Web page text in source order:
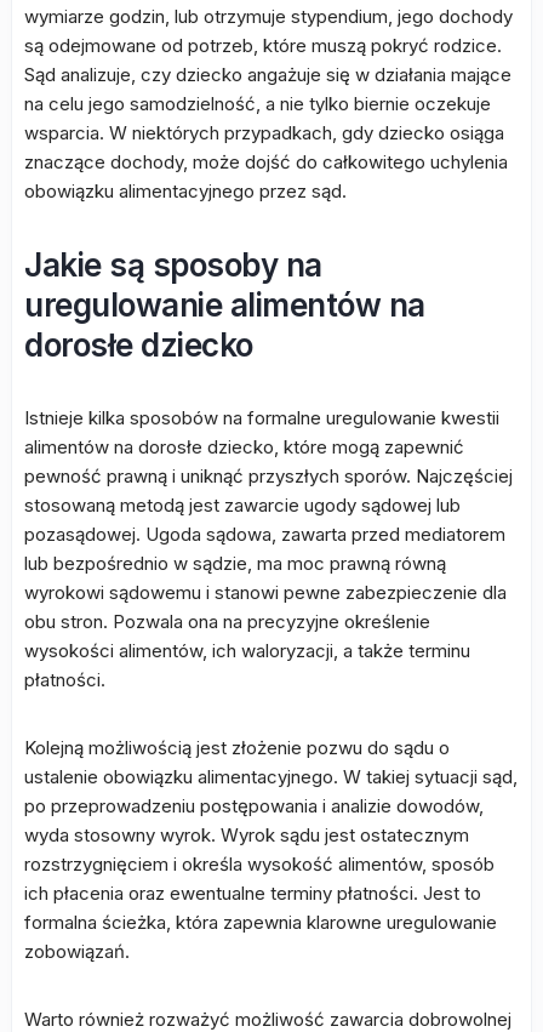
wymiarze godzin, lub otrzymuje stypendium, jego dochody
są odejmowane od potrzeb, które muszą pokryć rodzice.
Sąd analizuje, czy dziecko angażuje się w działania mające
na celu jego samodzielność, a nie tylko biernie oczekuje
wsparcia. W niektórych przypadkach, gdy dziecko osiąga
znaczące dochody, może dojść do całkowitego uchylenia
obowiązku alimentacyjnego przez sąd.
Jakie są sposoby na
uregulowanie alimentów na
dorosłe dziecko
Istnieje kilka sposobów na formalne uregulowanie kwestii
alimentów na dorosłe dziecko, które mogą zapewnić
pewność prawną i uniknąć przyszłych sporów. Najczęściej
stosowaną metodą jest zawarcie ugody sądowej lub
pozasądowej. Ugoda sądowa, zawarta przed mediatorem
lub bezpośrednio w sądzie, ma moc prawną równą
wyrokowi sądowemu i stanowi pewne zabezpieczenie dla
obu stron. Pozwala ona na precyzyjne określenie
wysokości alimentów, ich waloryzacji, a także terminu
płatności.
Kolejną możliwością jest złożenie pozwu do sądu o
ustalenie obowiązku alimentacyjnego. W takiej sytuacji sąd,
po przeprowadzeniu postępowania i analizie dowodów,
wyda stosowny wyrok. Wyrok sądu jest ostatecznym
rozstrzygnięciem i określa wysokość alimentów, sposób
ich płacenia oraz ewentualne terminy płatności. Jest to
formalna ścieżka, która zapewnia klarowne uregulowanie
zobowiązań.
Warto również rozważyć możliwość zawarcia dobrowolnej